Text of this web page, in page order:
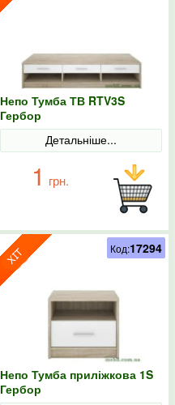
Непо Тумба ТВ RTV3S
Гербор
Детальніше...
1 грн.
Непо Тумба приліжкова 1S
Гербор
Код:17294